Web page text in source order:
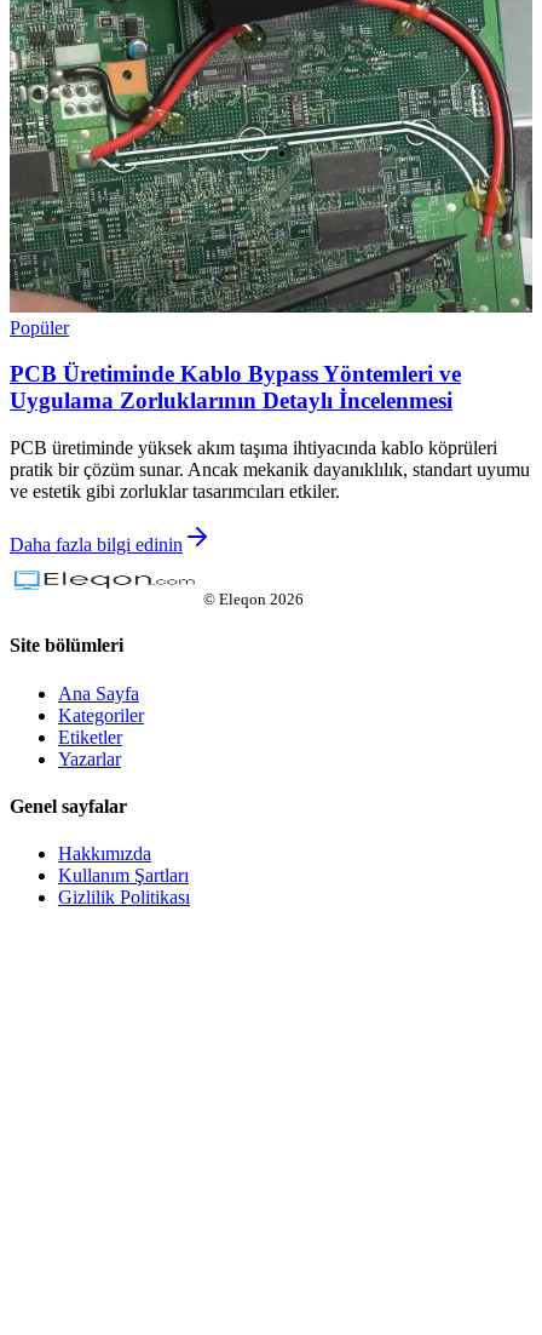
Popüler
PCB Üretiminde Kablo Bypass Yöntemleri ve
Uygulama Zorluklarının Detaylı İncelenmesi
PCB üretiminde yüksek akım taşıma ihtiyacında kablo köprüleri
pratik bir çözüm sunar. Ancak mekanik dayanıklılık, standart uyumu
ve estetik gibi zorluklar tasarımcıları etkiler.
Daha fazla bilgi edinin
© Eleqon 2026
Site bölümleri
Ana Sayfa
Kategoriler
Etiketler
Yazarlar
Genel sayfalar
Hakkımızda
Kullanım Şartları
Gizlilik Politikası